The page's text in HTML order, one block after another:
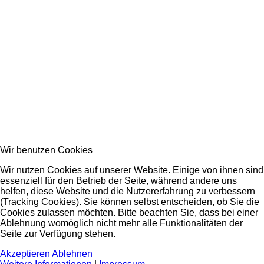
Wir benutzen Cookies
Wir nutzen Cookies auf unserer Website. Einige von ihnen sind
essenziell für den Betrieb der Seite, während andere uns
helfen, diese Website und die Nutzererfahrung zu verbessern
(Tracking Cookies). Sie können selbst entscheiden, ob Sie die
Cookies zulassen möchten. Bitte beachten Sie, dass bei einer
Ablehnung womöglich nicht mehr alle Funktionalitäten der
Seite zur Verfügung stehen.
Akzeptieren Ablehnen